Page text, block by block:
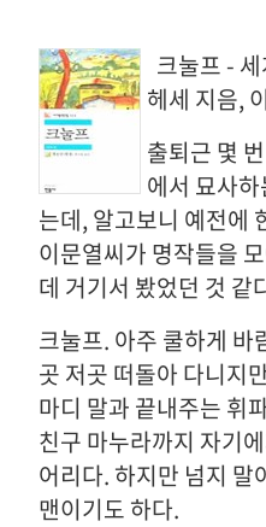
크눌프 -
헤세 지음,
출퇴근 몇
에서 묘사
는데, 알고보니 예전에
이문열씨가 명작들을
데 거기서 봤었던 것 같
크눌프. 아주 쿨하게 바
곳 저곳 떠돌아 다니지
마디 말과 끝내주는 휘
친구 마누라까지 자기
어리다. 하지만 넘지 말
맨이기도 하다.